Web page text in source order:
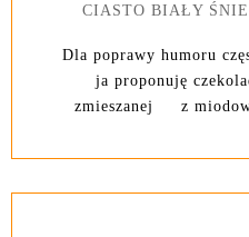
CIASTO BIAŁY
Dla poprawy humoru
ja proponuję
zmieszanej z